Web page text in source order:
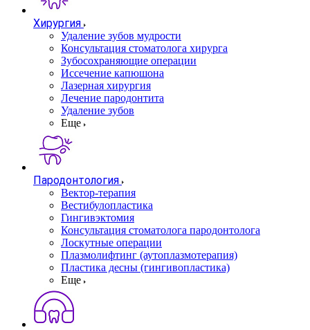
Хирургия
Удаление зубов мудрости
Консультация стоматолога хирурга
Зубосохраняющие операции
Иссечение капюшона
Лазерная хирургия
Лечение пародонтита
Удаление зубов
Еще
Пародонтология
Вектор-терапия
Вестибулопластика
Гингивэктомия
Консультация стоматолога пародонтолога
Лоскутные операции
Плазмолифтинг (аутоплазмотерапия)
Пластика десны (гингивопластика)
Еще